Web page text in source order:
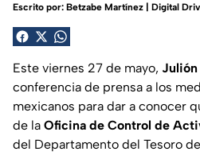
Escrito por: Betzabe Martínez | Digital
Este viernes 27 de mayo,
conferencia de prensa a los
mexicanos para dar a conocer
de la Oficina de Control de
del Departamento del Tesoro